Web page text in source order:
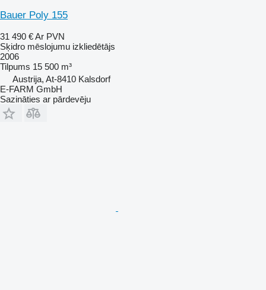
Bauer Poly 155
31 490 €Ar PVN
Sķidro mēslojumu izkliedētājs
2006
Tilpums 15 500 m³
Austrija, At-8410 Kalsdorf
E-FARM GmbH
Sazināties ar pārdevēju